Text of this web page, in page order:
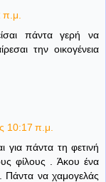
π.μ.
πάντα γερή να
την οικογένεια
10:17 π.μ.
για πάντα τη φετινή
φίλους . Άκου ένα
Πάντα να χαμογελάς